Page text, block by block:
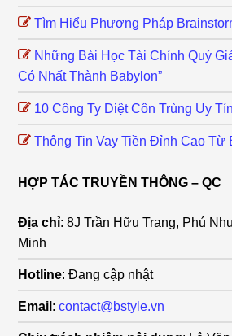
Tìm Hiểu Phương Pháp
Những Bài Học Tài Chính Quý
Có Nhất Thành Babylon”
10 Công Ty Diệt Côn Trùng Uy
Thông Tin Vay Tiền Đỉnh Cao Từ
HỢP TÁC TRUYỀN THÔNG – QC
Địa chỉ: 8J Trần Hữu Trang, Phú
Minh
Hotline: Đang cập nhật
Email :contact@bstyle.vn